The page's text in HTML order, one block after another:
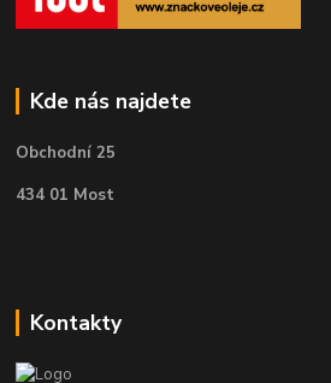
Kde nás najdete
Obchodní 25
434 01 Most
Kontakty